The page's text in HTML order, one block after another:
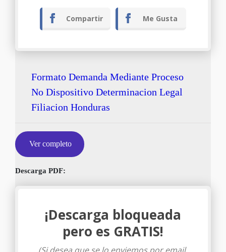
Compartir Me Gusta
Formato Demanda Mediante Proceso
No Dispositivo Determinacion Legal
Filiacion Honduras
Ver completo
Descarga PDF:
¡Descarga bloqueada
pero es GRATIS!